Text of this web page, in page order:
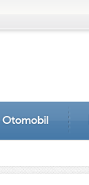
Otomobil